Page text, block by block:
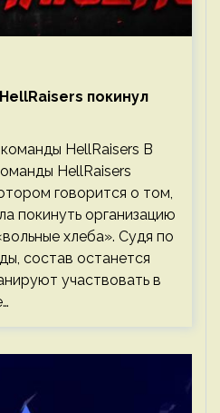
покинул
HellRaisers В
HellRaisers
говорится о том,
покинуть организацию
хлеба». Судя по
состав останется
участвовать в